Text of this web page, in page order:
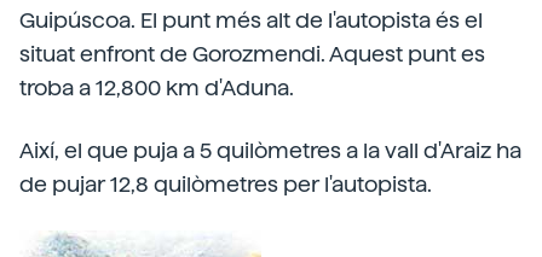
Guipúscoa. El punt més alt de l'autopista és el
situat enfront de Gorozmendi. Aquest punt es
troba a 12,800 km d'Aduna.
Així, el que puja a 5 quilòmetres a la vall d'Araiz ha
de pujar 12,8 quilòmetres per l'autopista.